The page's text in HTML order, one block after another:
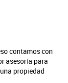
contamos con
asesoría para
propiedad